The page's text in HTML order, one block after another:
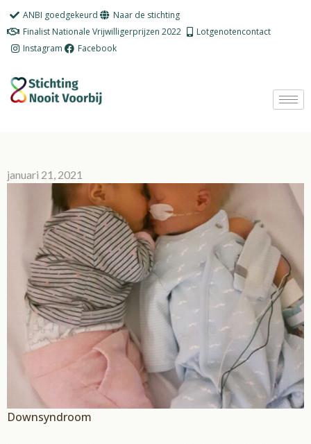
ANBI goedgekeurd
Naar de stichting
Finalist Nationale Vrijwilligerprijzen 2022
Lotgenotencontact
Instagram
Facebook
januari 21, 2021
Downsyndroom